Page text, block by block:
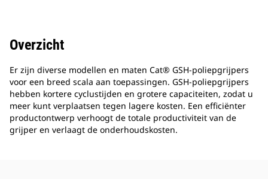
Overzicht
Er zijn diverse modellen en maten Cat® GSH-poliepgrijpers
voor een breed scala aan toepassingen. GSH-poliepgrijpers
hebben kortere cyclustijden en grotere capaciteiten, zodat u
meer kunt verplaatsen tegen lagere kosten. Een efficiënter
productontwerp verhoogt de totale productiviteit van de
grijper en verlaagt de onderhoudskosten.